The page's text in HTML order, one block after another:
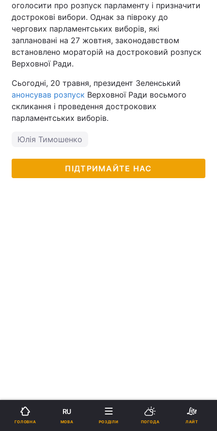
оголосити про розпуск парламенту і призначити
дострокові вибори. Однак за півроку до
чергових парламентських виборів, які
заплановані на 27 жовтня, законодавством
встановлено мораторій на достроковий розпуск
Верховної Ради.
Сьогодні, 20 травня, президент Зеленський
анонсував розпуск Верховної Ради восьмого
скликання і проведення дострокових
парламентських виборів.
Юлія Тимошенко
ПІДТРИМАЙТЕ НАС
ГОЛОВНА
RU
МОВА РОЗДІЛИ ПОГОДА ЛАЙТ